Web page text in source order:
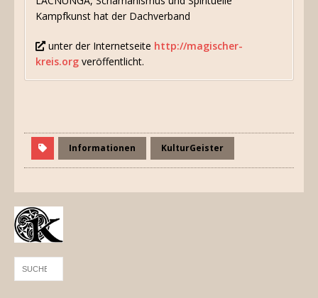
Kampfkunst hat der Dachverband
unter der Internetseite http://magischer-
kreis.org veröffentlicht.
Informationen KulturGeister